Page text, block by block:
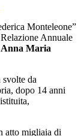
Monteleone”
Annuale
Anna Maria
da
dopo 14 anni
atto migliaia di